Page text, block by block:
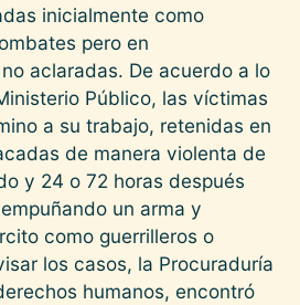
inicialmente como
pero en
aclaradas. De acuerdo a lo
Público, las víctimas
a su trabajo, retenidas en
de manera violenta de
y 24 o 72 horas después
un arma y
como guerrilleros o
los casos, la Procuraduría
humanos, encontró